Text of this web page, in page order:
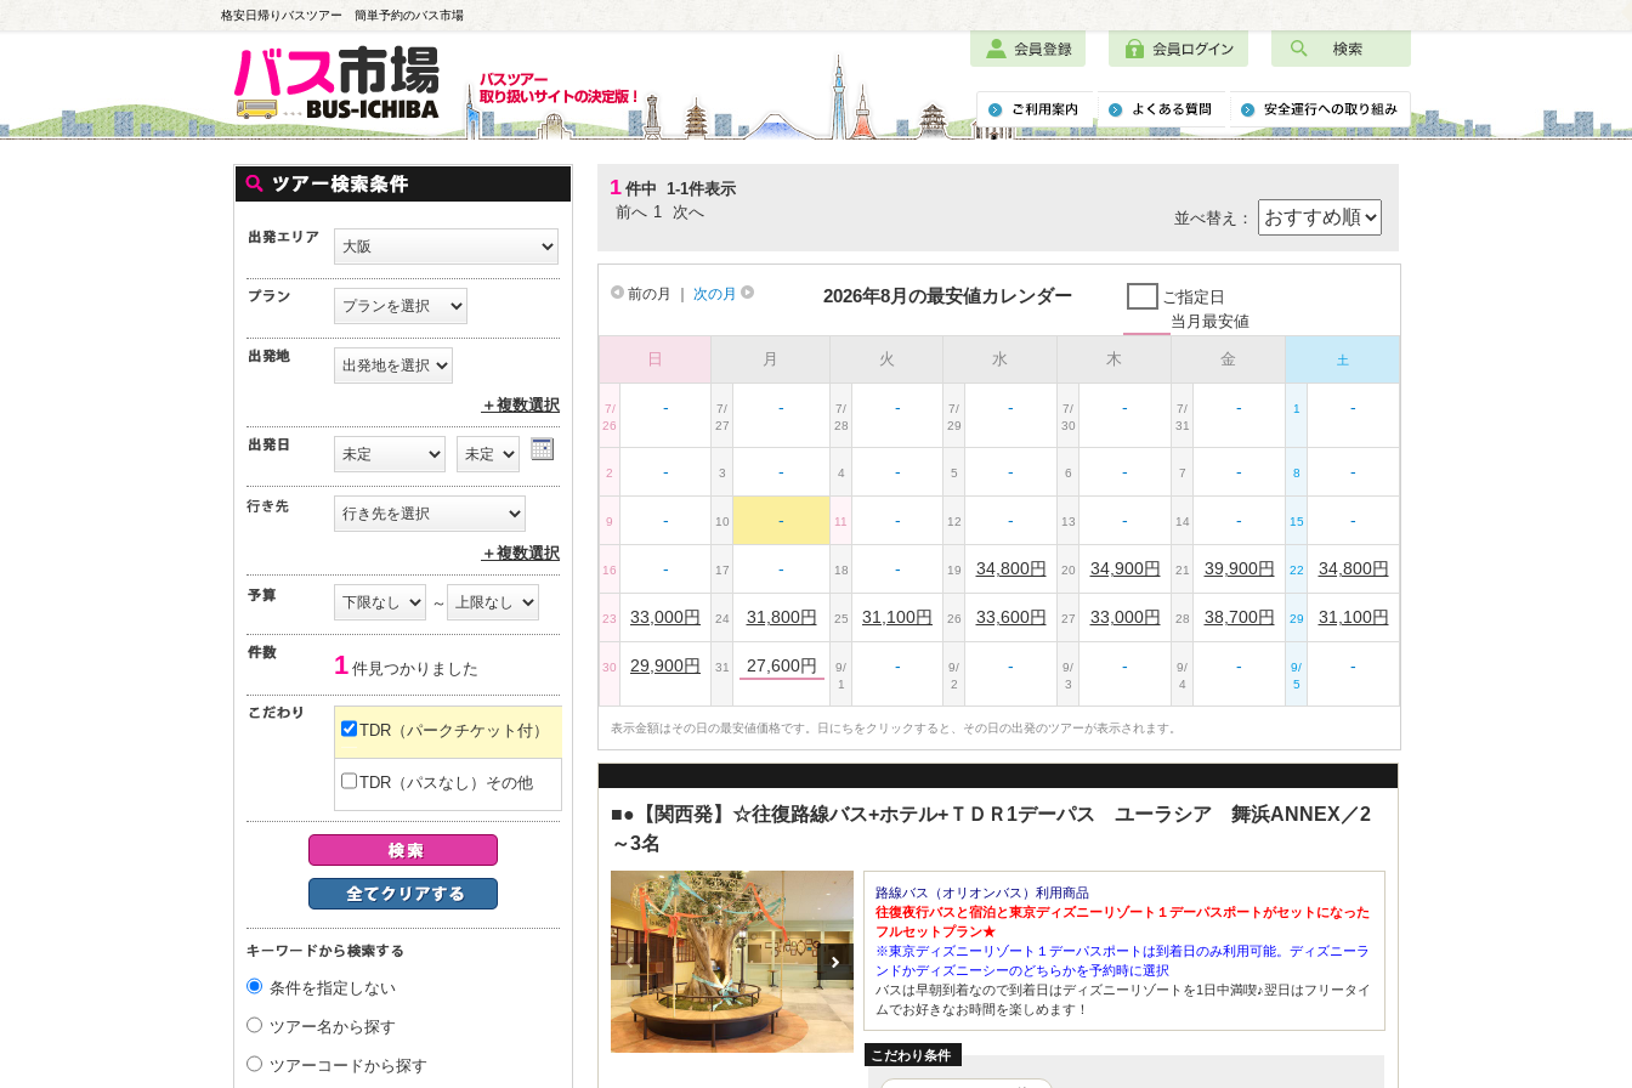
格安日帰りバスツアー 簡単予約のバス市場
＋複数選択
＋複数選択
～
1 件見つかりました
TDR（パークチケット付）
TDR（パスなし）その他
条件を指定しない
ツアー名から探す
ツアーコードから探す
1 件中 1-1件表示
前へ 1 次へ 並べ替え：
前の月 次の月 2026年8月の最安値カレンダー
ご指定日
当月最安値
日 月 火 水 木 金 土
7/
26
-
7/
27
-
7/
28
-
7/
29
-
7/
30
-
7/
31
- 1 -
2 - 3 - 4 - 5 - 6 - 7 - 8 -
9 - 10 - 11 - 12 - 13 - 14 - 15 -
16 - 17 - 18 - 19 34,800円 20 34,900円 21 39,900円 22 34,800円
23 33,000円 24 31,800円 25 31,100円 26 33,600円 27 33,000円 28 38,700円 29 31,100円
30 29,900円 31 27,600円
9/
1
-
9/
2
-
9/
3
-
9/
4
-
9/
5
-
表示金額はその日の最安値価格です。日にちをクリックすると、その日の出発のツアーが表示されます。
■●【関西発】☆往復路線バス+ホテル+ＴＤＲ1デーパス ユーラシア 舞浜ANNEX／2
～3名
路線バス（オリオンバス）利用商品
往復夜行バスと宿泊と東京ディズニーリゾート１デーパスポートがセットになった
フルセットプラン★
※東京ディズニーリゾート１デーパスポートは到着日のみ利用可能。ディズニーラ
ンドかディズニーシーのどちらかを予約時に選択
バスは早朝到着なので到着日はディズニーリゾートを1日中満喫♪翌日はフリータイ
ムでお好きなお時間を楽しめます！
こだわり条件